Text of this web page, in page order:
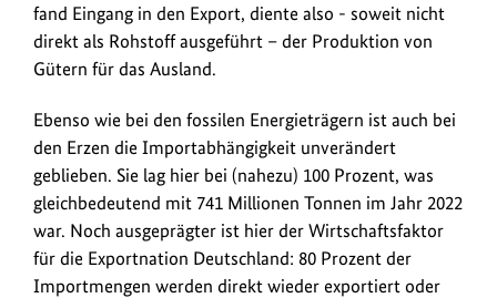
fand Eingang in den Export, diente also - soweit nicht
direkt als Rohstoff ausgeführt – der Produktion von
Gütern für das Ausland.
Ebenso wie bei den fossilen Energieträgern ist auch bei
den Erzen die Importabhängigkeit unverändert
geblieben. Sie lag hier bei (nahezu) 100 Prozent, was
gleichbedeutend mit 741 Millionen Tonnen im Jahr 2022
war. Noch ausgeprägter ist hier der Wirtschaftsfaktor
für die Exportnation Deutschland: 80 Prozent der
Importmengen werden direkt wieder exportiert oder